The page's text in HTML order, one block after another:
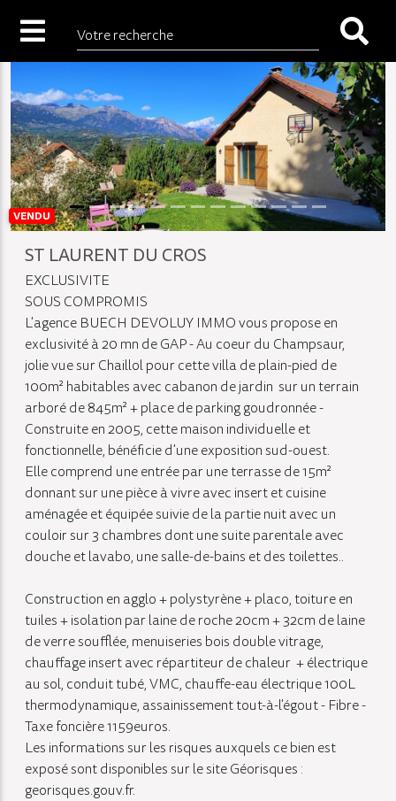
Votre recherche
VENDU
ST LAURENT DU CROS
EXCLUSIVITE
SOUS COMPROMIS
L'agence BUECH DEVOLUY IMMO vous propose en
exclusivité à 20 mn de GAP - Au coeur du Champsaur,
jolie vue sur Chaillol pour cette villa de plain-pied de
100m² habitables avec cabanon de jardin sur un terrain
arboré de 845m² + place de parking goudronnée -
Construite en 2005, cette maison individuelle et
fonctionnelle, bénéficie d'une exposition sud-ouest.
Elle comprend une entrée par une terrasse de 15m²
donnant sur une pièce à vivre avec insert et cuisine
aménagée et équipée suivie de la partie nuit avec un
couloir sur 3 chambres dont une suite parentale avec
douche et lavabo, une salle-de-bains et des toilettes..
Construction en agglo + polystyrène + placo, toiture en
tuiles + isolation par laine de roche 20cm + 32cm de laine
de verre soufflée, menuiseries bois double vitrage,
chauffage insert avec répartiteur de chaleur + électrique
au sol, conduit tubé, VMC, chauffe-eau électrique 100L
thermodynamique, assainissement tout-à-l'égout - Fibre -
Taxe foncière 1159euros.
Les informations sur les risques auxquels ce bien est
exposé sont disponibles sur le site Géorisques :
georisques.gouv.fr.